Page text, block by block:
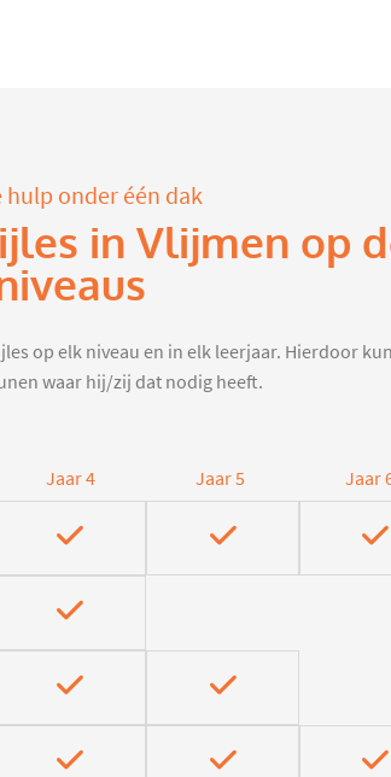
hulp onder één dak
in Vlijmen op
op elk niveau en in elk leerjaar. Hierdoor
waar hij/zij dat nodig heeft.
Jaar 4 Jaar 5 Jaar